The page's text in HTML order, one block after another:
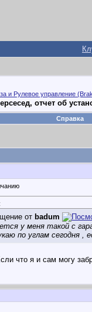
и Рулевое управление
отчет об
Справка
от badum
у меня такой с
по углам сегодня ,
что я и сам могу